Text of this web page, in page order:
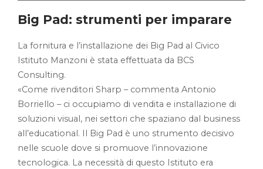
Big Pad: strumenti per imparare
La fornitura e l’installazione dei Big Pad al Civico
Istituto Manzoni è stata effettuata da BCS
Consulting.
«Come rivenditori Sharp – commenta Antonio
Borriello – ci occupiamo di vendita e installazione di
soluzioni visual, nei settori che spaziano dal business
all’educational. Il Big Pad è uno strumento decisivo
nelle scuole dove si promuove l’innovazione
tecnologica. La necessità di questo Istituto era